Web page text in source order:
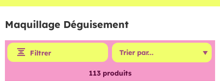
Maquillage Déguisement
Filtrer
113produits